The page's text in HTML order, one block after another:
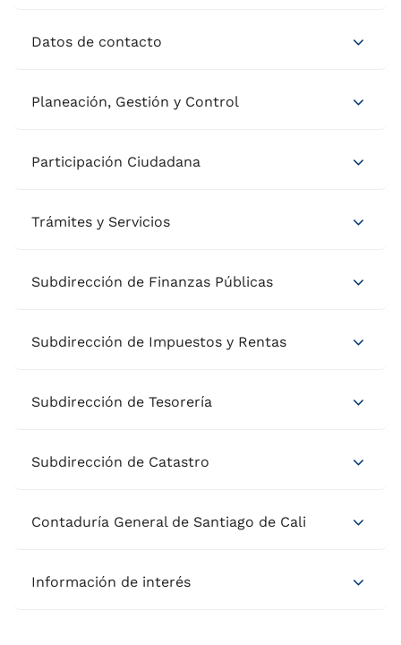
Datos de contacto
Planeación, Gestión y Control
Participación Ciudadana
Trámites y Servicios
Subdirección de Finanzas Públicas
Subdirección de Impuestos y Rentas
Subdirección de Tesorería
Subdirección de Catastro
Contaduría General de Santiago de Cali
Información de interés